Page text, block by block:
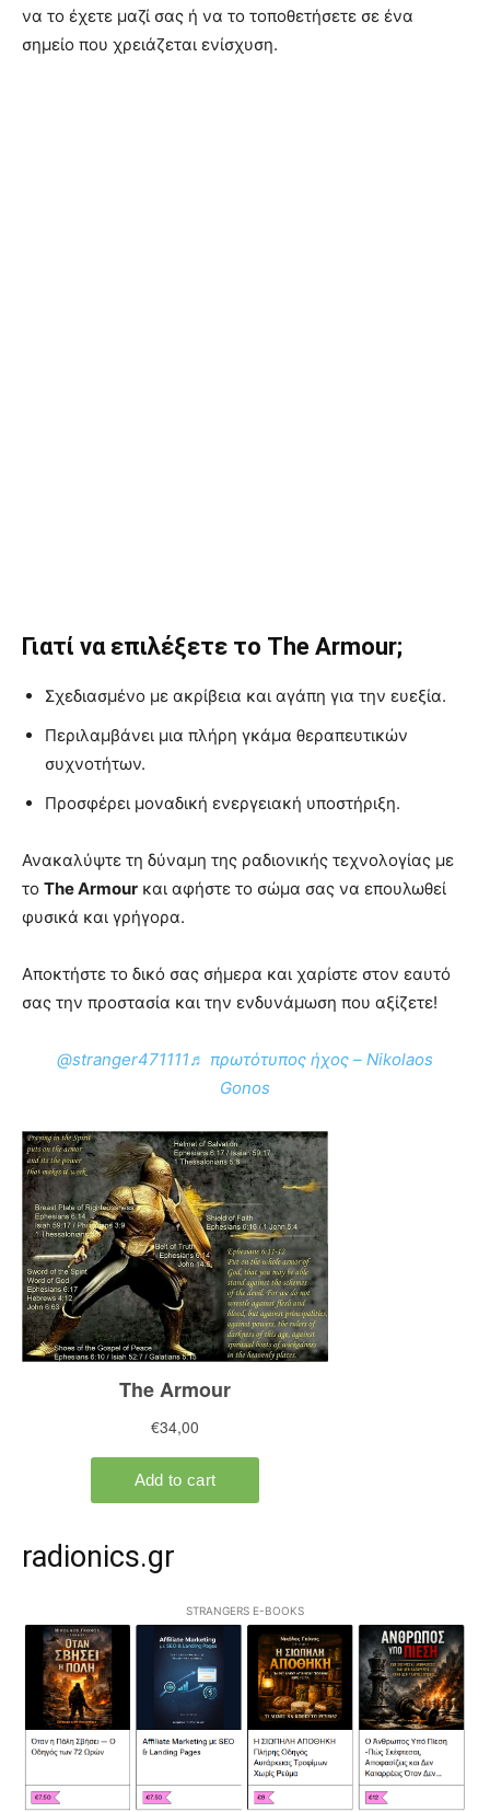
να το έχετε μαζί σας ή να το τοποθετήσετε σε ένα
σημείο που χρειάζεται ενίσχυση.
Γιατί να επιλέξετε το The Armour;
Σχεδιασμένο με ακρίβεια και αγάπη για την ευεξία.
Περιλαμβάνει μια πλήρη γκάμα θεραπευτικών
συχνοτήτων.
Προσφέρει μοναδική ενεργειακή υποστήριξη.
Ανακαλύψτε τη δύναμη της ραδιονικής τεχνολογίας με
το The Armour και αφήστε το σώμα σας να επουλωθεί
φυσικά και γρήγορα.
Αποκτήστε το δικό σας σήμερα και χαρίστε στον εαυτό
σας την προστασία και την ενδυνάμωση που αξίζετε!
@stranger471111♬ πρωτότυπος ήχος – Nikolaos
Gonos
radionics.gr
STRANGERS E-BOOKS